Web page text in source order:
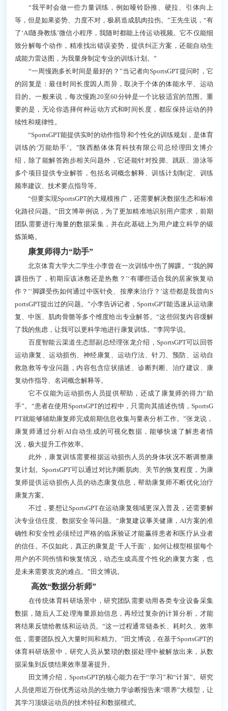
“我平时会做一些力量训练，例如哑铃卧推、硬拉、引体向上
等，但是如果姿势、力度不对，极易造成肌肉拉伤。”王先生说，“有
了‘AI随身教练’微信小程序，我随时都能上传运动视频。它不仅能细
致分解每个动作，精准找出错误姿势，提供纠正方案，还能自动生
成能力雷达图，为我量身制定专业的训练计划。”
“一周慢跑多长时间是最好的？”当记者向SportsGPT提问时，它
的回复是：最佳时间长度因人而异，取决于个体的体能水平、运动
目的。一般来说，每次慢跑20至60分钟是一个比较适宜的范围。重
要的是，无论你选择何种运动方式和时间长度，都应保持运动的持
续性和规律性。
“SportsGPT能提供实时的动作指导和个性化的训练规划，是体育
训练的‘万能助手’。”陕西酷体体育科技有限公司总经理田文博介
绍，除了能解答跑步相关问题外，它还能针对投掷、跳跃、游泳等
多个项目提供专业解答，包括名词概念解释、训练计划制定、训练
频率建议、技术要点指导等。
“但要实现SportsGPT的大规模推广，还需要解决数据生态和标准
化路径问题。”田文博举例说，为了更加精准地识别用户需求，前期
团队需要进行海量的数据采集，并在此基础上为用户建立科学的锻
炼策略。
康复师得力“助手”
北京体育大学大二学生小李曾在一次训练中伤了脚踝。“‘我的脚
踝扭伤了，初期应该冰敷还是热敷？’‘有哪些适合我的居家恢复动
作？’‘脚踝受伤如何通过中医针灸、按摩来治疗？’这些都是我曾向S
portsGPT提出过的问题。”小李告诉记者，SportsGPT能迅速从运动康
复、中医、肌肉骨骼等多个维度给出专业解答。“这些回复内容缓解
了我的焦虑，让我可以更科学地进行康复训练。”李同学说。
百度智能云渠道生态部副总经理张龙介绍，SportsGPT可以回答
运动康复、运动损伤、神经康复、运动疗法、针刀、预防、运动自
救急救等专业问题，内容包含症状描述、诊断判断、治疗建议、康
复动作指导、名词概念解释等。
它不仅能为运动损伤人员提供帮助，还成了康复师的得力“助
手”。“患者在使用SportsGPT的过程中，只需向其描述伤情，SportsG
PT就能够辅助康复师完成前期信息收集与量表分析工作。”张龙说，
康复师通过分析AI自动生成的可视化数据，能够快速了解患者情
况，极大提升工作效率。
此外，康复训练需要根据运动损伤人员的身体状况不断调整康
复计划。SportsGPT可以通过对比判断肌肉、关节的恢复程度，为康
复师提供运动损伤人员的动态康复信息，帮助康复师不断优化治疗
康复方案。
不过，要想让SportsGPT在运动康复领域更深入普及，还需要解
决专业信任度、数据安全等问题。“康复建议事关健康，AI方案的准
确性和安全性必须经过严格的临床验证才能赢得患者和医疗从业者
的信任。不仅如此，真正的康复是‘千人千面’，如何让模型根据每个
用户的不同伤情和恢复情况，动态生成高度个性化的康复方案，也
是未来需要攻克的难点。”田文博说。
高效“数据分析师”
在传统体育科研场景中，研究团队需要动用各类专业设备采集
数据，随后人工处理海量原始信息，再经过复杂的计算分析，才能
将结果反馈给教练和运动员。“这一过程通常链条长、耗时久、效率
低，需要团队投入大量时间和精力。”田文博说，在基于SportsGPT的
体育科研场景中，研究人员从繁琐的数据处理中被解放出来，从数
据采集到反馈结果效率显著提升。
田文博介绍，SportsGPT的核心能力在于“学习”和“计算”。研究
人员使用近万份优秀运动员的生物力学诊断报告来“喂养”大模型，让
其学习顶级运动员的技术特征和数据模式。